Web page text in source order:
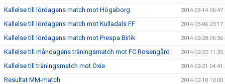
Kallelse till lördagens match mot Högaborg 2014-03-14 06:47
Kallelse till lördagens match mot Kulladals FF 2014-03-06 23:17
Kallelse till lördagens match mot Prespa Birlik 2014-02-28 06:36
Kallelse till måndagens träningsmatch mot FC Rosengård 2014-02-22 11:35
Kallelse till träningsmatch mot Oxie 2014-02-21 04:41
Resultat MM-match 2014-02-10 10:00